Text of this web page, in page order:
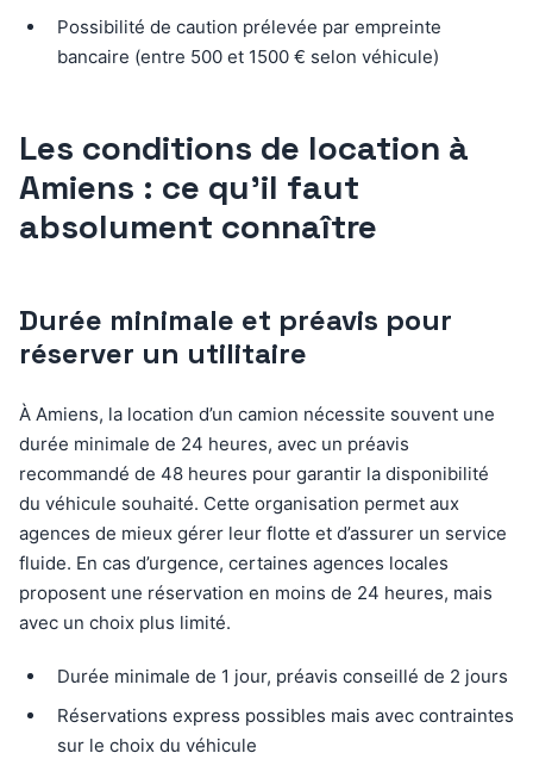
Possibilité de caution prélevée par empreinte
bancaire (entre 500 et 1500 € selon véhicule)
Les conditions de location à
Amiens : ce qu’il faut
absolument connaître
Durée minimale et préavis pour
réserver un utilitaire
À Amiens, la location d’un camion nécessite souvent une
durée minimale de 24 heures, avec un préavis
recommandé de 48 heures pour garantir la disponibilité
du véhicule souhaité. Cette organisation permet aux
agences de mieux gérer leur flotte et d’assurer un service
fluide. En cas d’urgence, certaines agences locales
proposent une réservation en moins de 24 heures, mais
avec un choix plus limité.
Durée minimale de 1 jour, préavis conseillé de 2 jours
Réservations express possibles mais avec contraintes
sur le choix du véhicule